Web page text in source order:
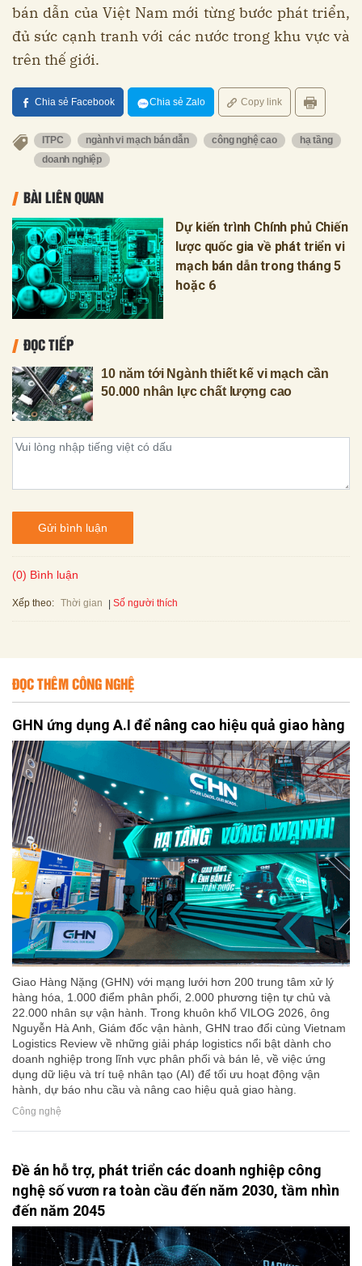
bán dẫn của Việt Nam mới từng bước phát triển,
đủ sức cạnh tranh với các nước trong khu vực và
trên thế giới.
Chia sẻ Facebook Chia sẻ Zalo Copy link
ITPC ngành vi mạch bán dẫn công nghệ cao
hạ tầng
doanh nghiệp
BÀI LIÊN QUAN
Dự kiến trình Chính phủ Chiến
lược quốc gia về phát triển vi
mạch bán dẫn trong tháng 5
hoặc 6
ĐỌC TIẾP
10 năm tới Ngành thiết kế vi mạch cần
50.000 nhân lực chất lượng cao
Gửi bình luận
(0) Bình luận
Xếp theo: Thời gian Số người thích
ĐỌC THÊM CÔNG NGHỆ
GHN ứng dụng A.I để nâng cao hiệu quả giao hàng
Giao Hàng Nặng (GHN) với mạng lưới hơn 200 trung tâm xử lý
hàng hóa, 1.000 điểm phân phối, 2.000 phương tiện tự chủ và
22.000 nhân sự vận hành. Trong khuôn khổ VILOG 2026, ông
Nguyễn Hà Anh, Giám đốc vận hành, GHN trao đổi cùng Vietnam
Logistics Review về những giải pháp logistics nổi bật dành cho
doanh nghiệp trong lĩnh vực phân phối và bán lẻ, về việc ứng
dụng dữ liệu và trí tuệ nhân tạo (AI) để tối ưu hoạt động vận
hành, dự báo nhu cầu và nâng cao hiệu quả giao hàng.
Công nghệ
Đề án hỗ trợ, phát triển các doanh nghiệp công
nghệ số vươn ra toàn cầu đến năm 2030, tầm nhìn
đến năm 2045